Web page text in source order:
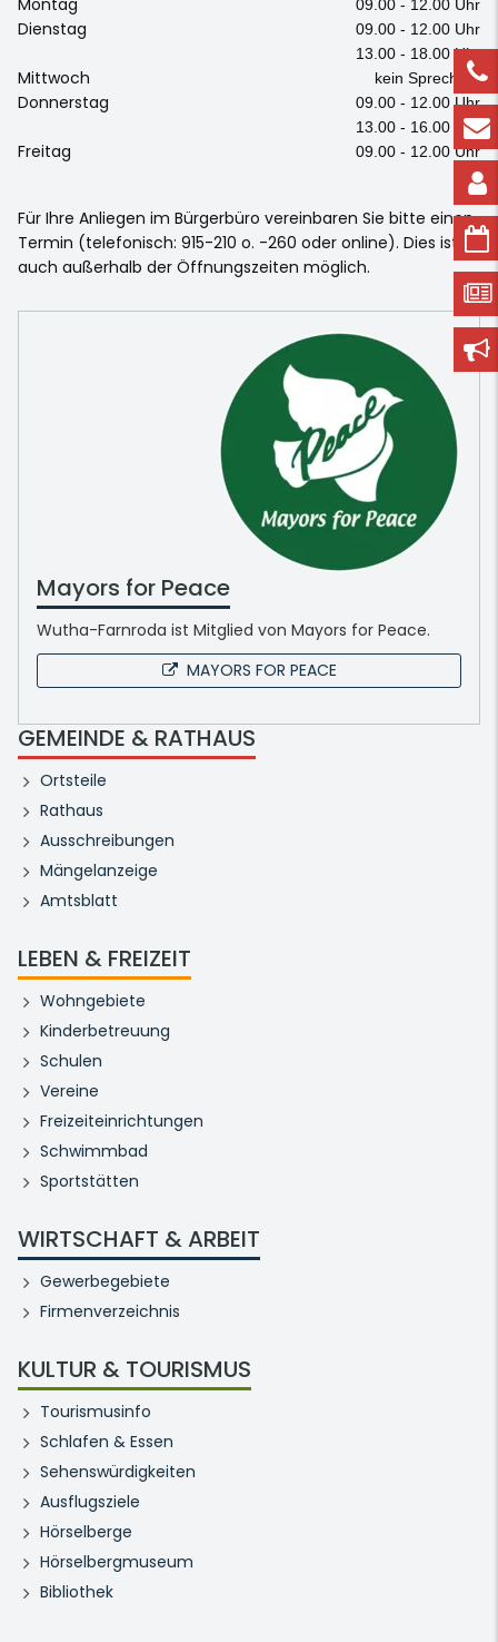
09.00 - 12.00 Uhr
Dienstag
09.00 - 12.00 Uhr
13.00 - 18.00 Uhr
Mittwoch kein Sprechtag
Donnerstag
09.00 - 12.00 Uhr
13.00 - 16.00 Uhr
Freitag 09.00 - 12.00 Uhr
Für Ihre Anliegen im Bürgerbüro vereinbaren Sie bitte einen
Termin (telefonisch: 915-210 o. -260 oder online). Dies ist
auch außerhalb der Öffnungszeiten möglich.
Mayors for Peace
Wutha-Farnroda ist Mitglied von Mayors for Peace.
MAYORS FOR PEACE
GEMEINDE & RATHAUS
Ortsteile
Rathaus
Ausschreibungen
Mängelanzeige
Amtsblatt
LEBEN & FREIZEIT
Wohngebiete
Kinderbetreuung
Schulen
Vereine
Freizeiteinrichtungen
Schwimmbad
Sportstätten
WIRTSCHAFT & ARBEIT
Gewerbegebiete
Firmenverzeichnis
KULTUR & TOURISMUS
Tourismusinfo
Schlafen & Essen
Sehenswürdigkeiten
Ausflugsziele
Hörselberge
Hörselbergmuseum
Bibliothek